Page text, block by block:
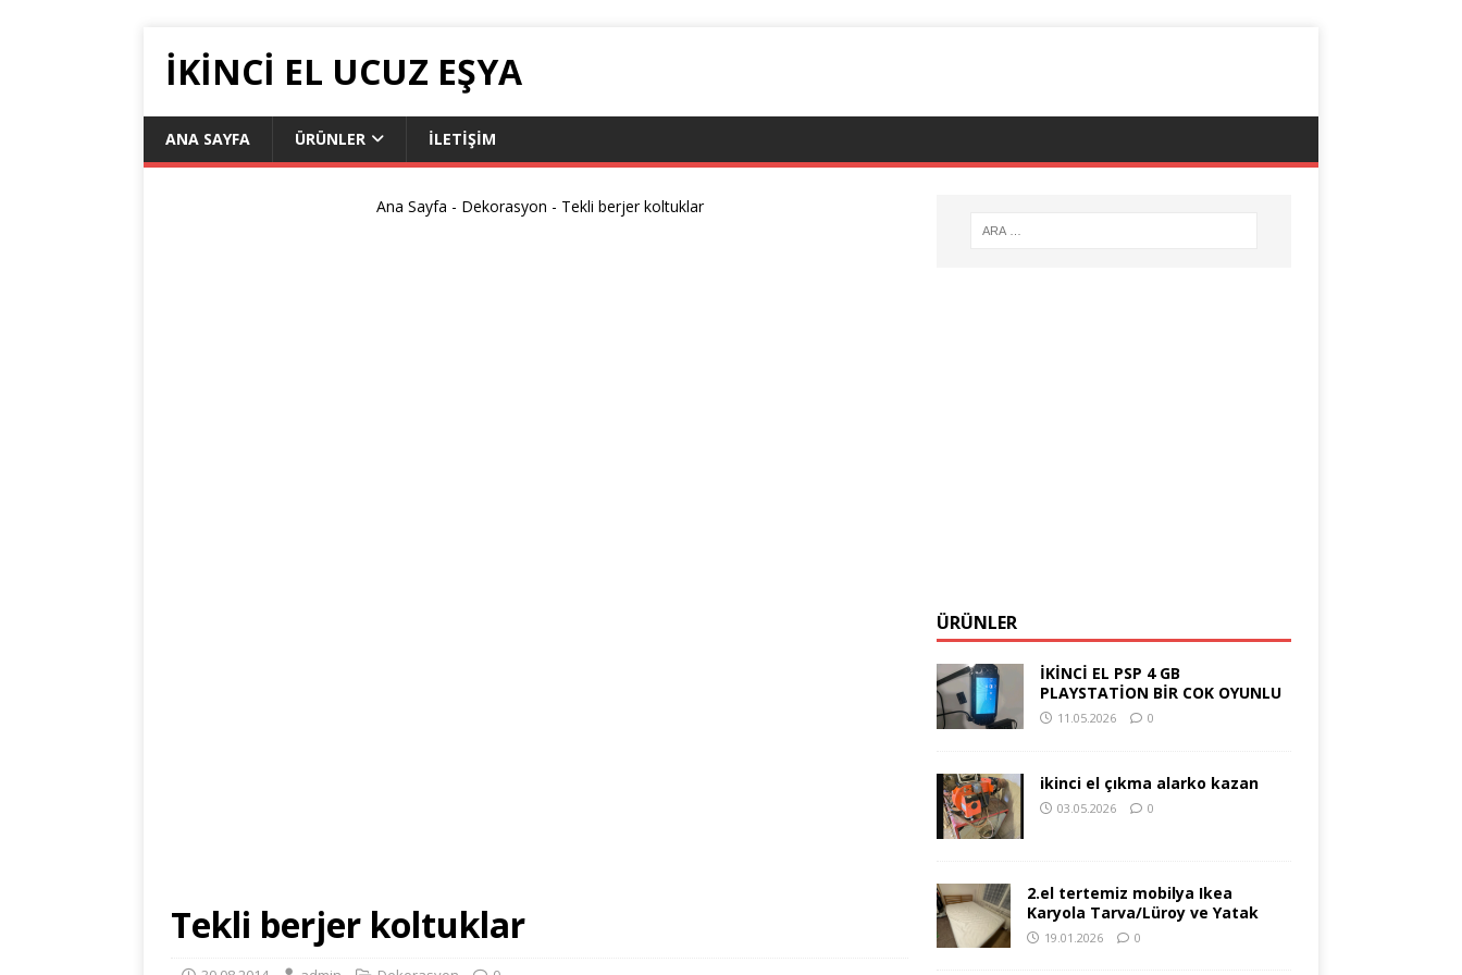
İKİNCİ EL UCUZ EŞYA
ANA SAYFA ÜRÜNLER İLETIŞIM
Ana Sayfa - Dekorasyon - Tekli berjer koltuklar
Tekli berjer koltuklar
ÜRÜNLER
İKİNCİ EL PSP 4 GB
PLAYSTATİON BİR COK OYUNLU
11.05.2026 0
ikinci el çıkma alarko kazan
03.05.2026 0
2.el tertemiz mobilya Ikea
Karyola Tarva/Lüroy ve Yatak
19.01.2026 0